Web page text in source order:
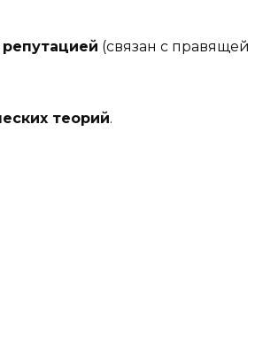
(связан с правящей
теорий.